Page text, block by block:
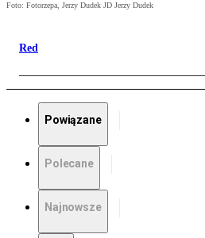
Foto: Fotorzepa, Jerzy Dudek JD Jerzy Dudek
Red
Powiązane
Polecane
Najnowsze